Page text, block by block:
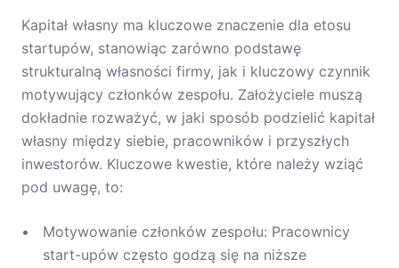
Kapitał własny ma kluczowe znaczenie dla etosu
startupów, stanowiąc zarówno podstawę
strukturalną własności firmy, jak i kluczowy czynnik
motywujący członków zespołu. Założyciele muszą
dokładnie rozważyć, w jaki sposób podzielić kapitał
własny między siebie, pracowników i przyszłych
inwestorów. Kluczowe kwestie, które należy wziąć
pod uwagę, to:
Motywowanie członków zespołu: Pracownicy
start-upów często godzą się na niższe